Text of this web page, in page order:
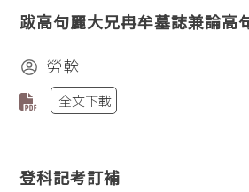
跋高句麗大兄冉牟墓誌兼論高
勞榦
全文下載
登科記考訂補